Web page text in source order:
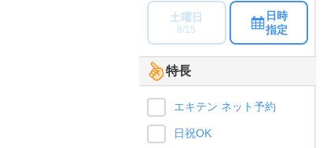
土曜日
8/15
日時
指定
特長
エキテン ネット予約
日祝OK